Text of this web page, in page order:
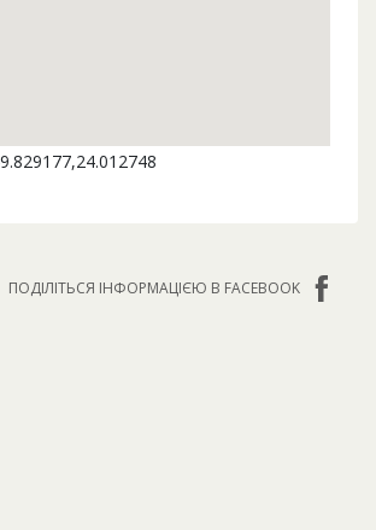
ПОДІЛІТЬСЯ ІНФОРМАЦІЄЮ В FACEBOOK